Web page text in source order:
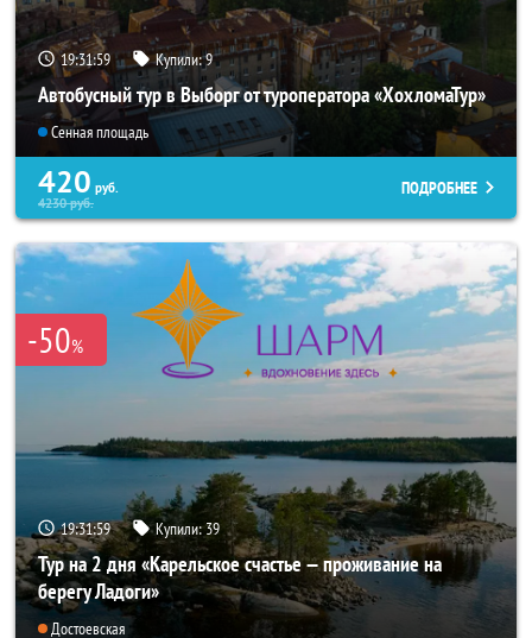
19:31:58 Купили:9
Автобусный тур в Выборг от туроператора «ХохломаТур»
Сенная площадь
420 руб.
4230руб.
ПОДРОБНЕЕ
-50%
19:31:58 Купили:39
Тур на 2 дня «Карельское счастье — проживание на
берегу Ладоги»
Достоевская